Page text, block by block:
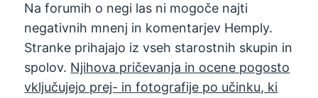
Na forumih o negi las ni mogoče najti
negativnih mnenj in komentarjev Hemply.
Stranke prihajajo iz vseh starostnih skupin in
spolov. Njihova pričevanja in ocene pogosto
vključujejo prej- in fotografije po učinku, ki